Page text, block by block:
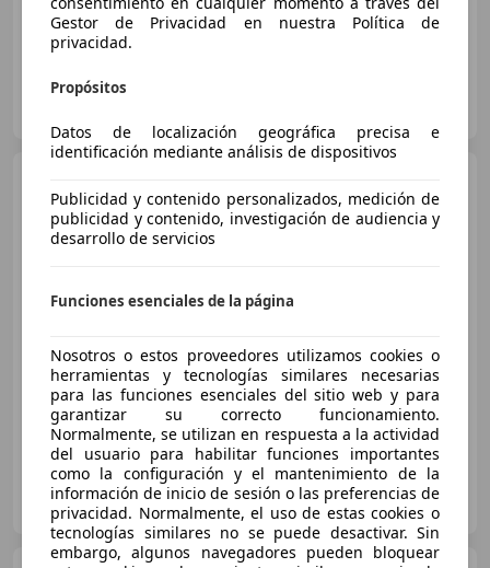
OCASIONPLUS JAEN
Allure 7 pl. 120
Súper
12/2017 128.239 km Diésel
88 kW (120 CV)
FLEXICAR MÁLAGA - Santa Bárbara
ES-29004 MALAGA
Gestor de Privacidad en nuestra Política de
privacidad.
Propósitos
Datos de localización geográfica precisa e
identificación mediante análisis de dispositivos
Publicidad y contenido personalizados, medición de
publicidad y contenido, investigación de audiencia y
desarrollo de servicios
Funciones esenciales de la página
Nosotros o estos proveedores utilizamos cookies o
herramientas y tecnologías similares necesarias
para las funciones esenciales del sitio web y para
garantizar su correcto funcionamiento.
Normalmente, se utilizan en respuesta a la actividad
del usuario para habilitar funciones importantes
como la configuración y el mantenimiento de la
información de inicio de sesión o las preferencias de
privacidad. Normalmente, el uso de estas cookies o
tecnologías similares no se puede desactivar. Sin
embargo, algunos navegadores pueden bloquear